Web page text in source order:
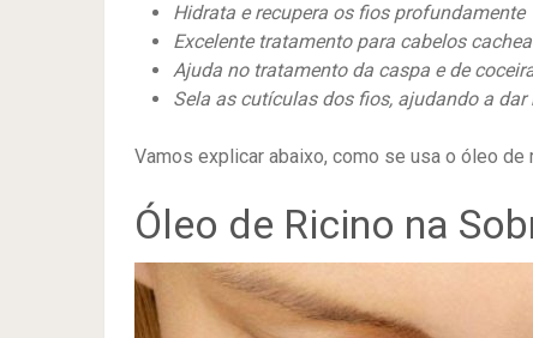
Hidrata e recupera os fios profundamente
Excelente tratamento para cabelos
Ajuda no tratamento da caspa e de
Sela as cutículas dos fios, ajudando a
Vamos explicar abaixo, como se usa o óleo de
Óleo de Ricino na